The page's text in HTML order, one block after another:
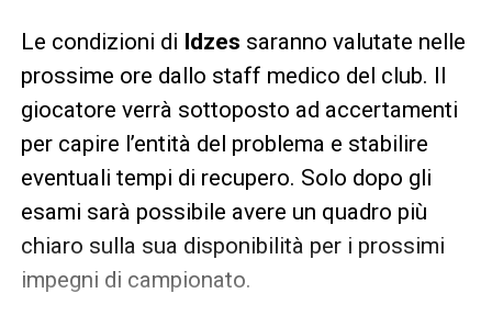
Le condizioni di Idzes saranno valutate nelle
prossime ore dallo staff medico del club. Il
giocatore verrà sottoposto ad accertamenti
per capire l’entità del problema e stabilire
eventuali tempi di recupero. Solo dopo gli
esami sarà possibile avere un quadro più
chiaro sulla sua disponibilità per i prossimi
impegni di campionato.